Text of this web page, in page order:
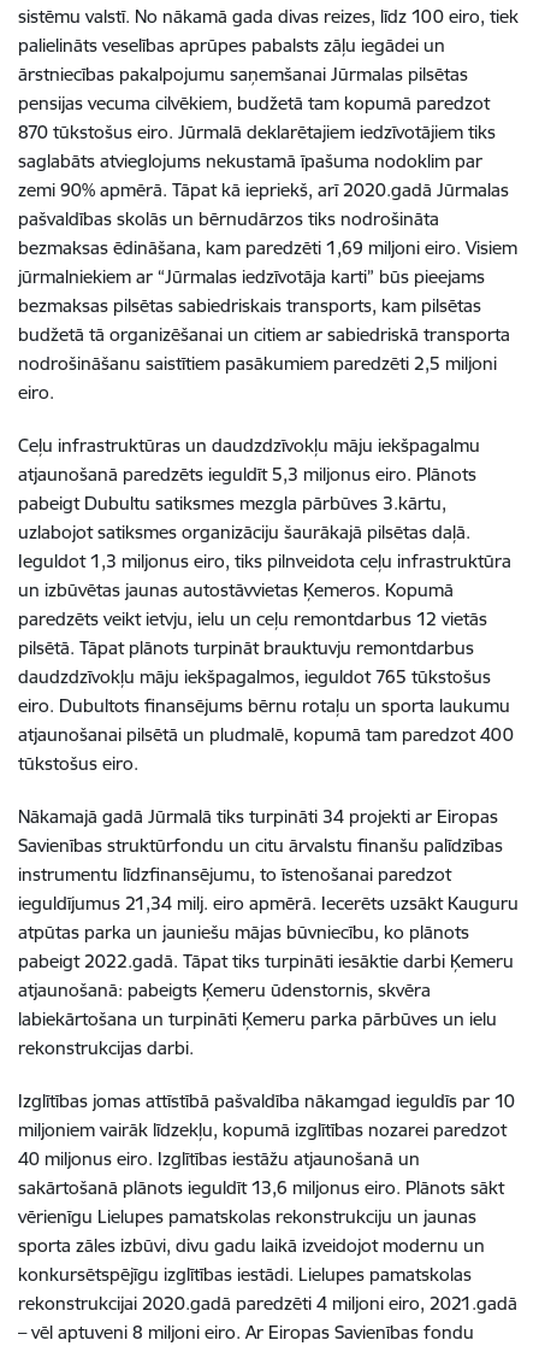
sistēmu valstī. No nākamā gada divas reizes, līdz 100 eiro, tiek
palielināts veselības aprūpes pabalsts zāļu iegādei un
ārstniecības pakalpojumu saņemšanai Jūrmalas pilsētas
pensijas vecuma cilvēkiem, budžetā tam kopumā paredzot
870 tūkstošus eiro. Jūrmalā deklarētajiem iedzīvotājiem tiks
saglabāts atvieglojums nekustamā īpašuma nodoklim par
zemi 90% apmērā. Tāpat kā iepriekš, arī 2020.gadā Jūrmalas
pašvaldības skolās un bērnudārzos tiks nodrošināta
bezmaksas ēdināšana, kam paredzēti 1,69 miljoni eiro. Visiem
jūrmalniekiem ar “Jūrmalas iedzīvotāja karti” būs pieejams
bezmaksas pilsētas sabiedriskais transports, kam pilsētas
budžetā tā organizēšanai un citiem ar sabiedriskā transporta
nodrošināšanu saistītiem pasākumiem paredzēti 2,5 miljoni
eiro.
Ceļu infrastruktūras un daudzdzīvokļu māju iekšpagalmu
atjaunošanā paredzēts ieguldīt 5,3 miljonus eiro. Plānots
pabeigt Dubultu satiksmes mezgla pārbūves 3.kārtu,
uzlabojot satiksmes organizāciju šaurākajā pilsētas daļā.
Ieguldot 1,3 miljonus eiro, tiks pilnveidota ceļu infrastruktūra
un izbūvētas jaunas autostāvvietas Ķemeros. Kopumā
paredzēts veikt ietvju, ielu un ceļu remontdarbus 12 vietās
pilsētā. Tāpat plānots turpināt brauktuvju remontdarbus
daudzdzīvokļu māju iekšpagalmos, ieguldot 765 tūkstošus
eiro. Dubultots finansējums bērnu rotaļu un sporta laukumu
atjaunošanai pilsētā un pludmalē, kopumā tam paredzot 400
tūkstošus eiro.
Nākamajā gadā Jūrmalā tiks turpināti 34 projekti ar Eiropas
Savienības struktūrfondu un citu ārvalstu finanšu palīdzības
instrumentu līdzfinansējumu, to īstenošanai paredzot
ieguldījumus 21,34 milj. eiro apmērā. Iecerēts uzsākt Kauguru
atpūtas parka un jauniešu mājas būvniecību, ko plānots
pabeigt 2022.gadā. Tāpat tiks turpināti iesāktie darbi Ķemeru
atjaunošanā: pabeigts Ķemeru ūdenstornis, skvēra
labiekārtošana un turpināti Ķemeru parka pārbūves un ielu
rekonstrukcijas darbi.
Izglītības jomas attīstībā pašvaldība nākamgad ieguldīs par 10
miljoniem vairāk līdzekļu, kopumā izglītības nozarei paredzot
40 miljonus eiro. Izglītības iestāžu atjaunošanā un
sakārtošanā plānots ieguldīt 13,6 miljonus eiro. Plānots sākt
vērienīgu Lielupes pamatskolas rekonstrukciju un jaunas
sporta zāles izbūvi, divu gadu laikā izveidojot modernu un
konkursētspējīgu izglītības iestādi. Lielupes pamatskolas
rekonstrukcijai 2020.gadā paredzēti 4 miljoni eiro, 2021.gadā
– vēl aptuveni 8 miljoni eiro. Ar Eiropas Savienības fondu